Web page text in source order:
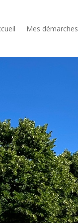
Mes démarches